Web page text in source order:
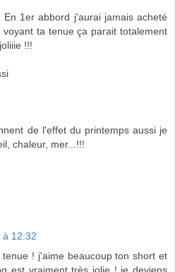
1er abbord j'aurai jamais acheté
ta tenue ça parait totalement
!!!
de l'effet du printemps aussi je
chaleur, mer...!!!
à 12:32
! j'aime beaucoup ton short et